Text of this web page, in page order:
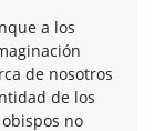
a los
de nosotros
de los
no